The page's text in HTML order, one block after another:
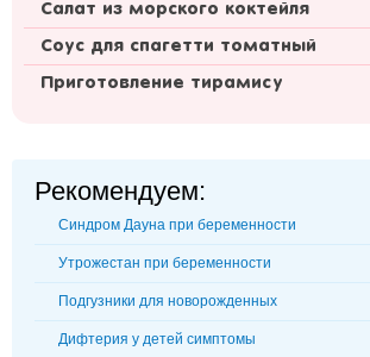
Салат из морского коктейля
Соус для спагетти томатный
Приготовление тирамису
Рекомендуем:
Синдром Дауна при беременности
Утрожестан при беременности
Подгузники для новорожденных
Дифтерия у детей симптомы